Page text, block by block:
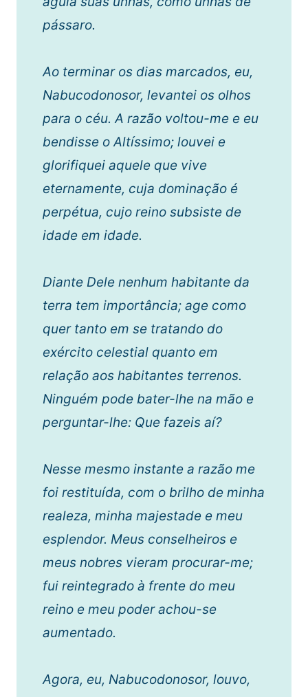
pássaro.
Ao terminar os dias marcados, eu,
Nabucodonosor, levantei os olhos
para o céu. A razão voltou-me e eu
bendisse o Altíssimo; louvei e
glorifiquei aquele que vive
eternamente, cuja dominação é
perpétua, cujo reino subsiste de
idade em idade.
Diante Dele nenhum habitante da
terra tem importância; age como
quer tanto em se tratando do
exército celestial quanto em
relação aos habitantes terrenos.
Ninguém pode bater-lhe na mão e
perguntar-lhe: Que fazeis aí?
Nesse mesmo instante a razão me
foi restituída, com o brilho de minha
realeza, minha majestade e meu
esplendor. Meus conselheiros e
meus nobres vieram procurar-me;
fui reintegrado à frente do meu
reino e meu poder achou-se
aumentado.
Agora, eu, Nabucodonosor, louvo,